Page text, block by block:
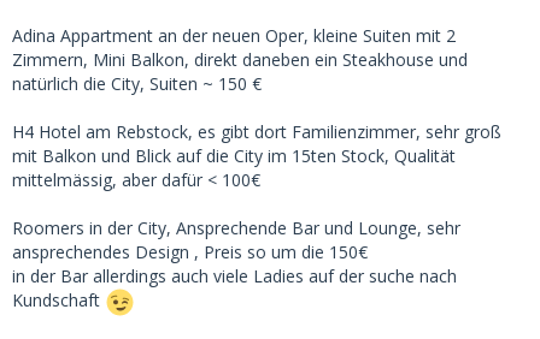
Adina Appartment an der neuen Oper, kleine Suiten mit 2
Zimmern, Mini Balkon, direkt daneben ein Steakhouse und
natürlich die City, Suiten ~ 150 €
H4 Hotel am Rebstock, es gibt dort Familienzimmer, sehr groß
mit Balkon und Blick auf die City im 15ten Stock, Qualität
mittelmässig, aber dafür < 100€
Roomers in der City, Ansprechende Bar und Lounge, sehr
ansprechendes Design , Preis so um die 150€
in der Bar allerdings auch viele Ladies auf der suche nach
Kundschaft